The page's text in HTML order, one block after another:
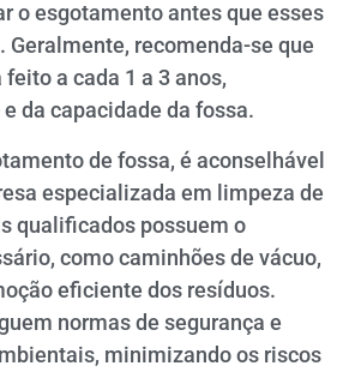
o esgotamento antes que esses
Geralmente, recomenda-se que
a cada 1 a 3 anos,
da capacidade da fossa.
de fossa, é aconselhável
especializada em limpeza de
qualificados possuem o
como caminhões de vácuo,
eficiente dos resíduos.
normas de segurança e
minimizando os riscos